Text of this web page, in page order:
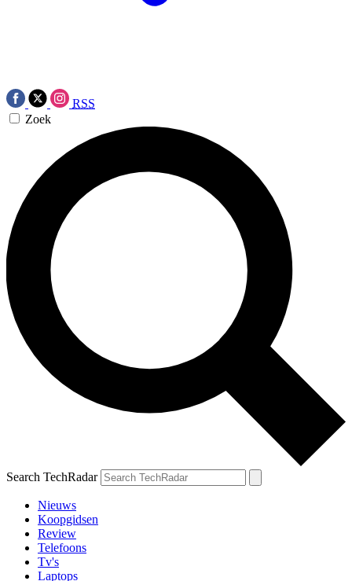
RSS
Zoek
Search TechRadar
Nieuws
Koopgidsen
Review
Telefoons
Tv's
Laptops